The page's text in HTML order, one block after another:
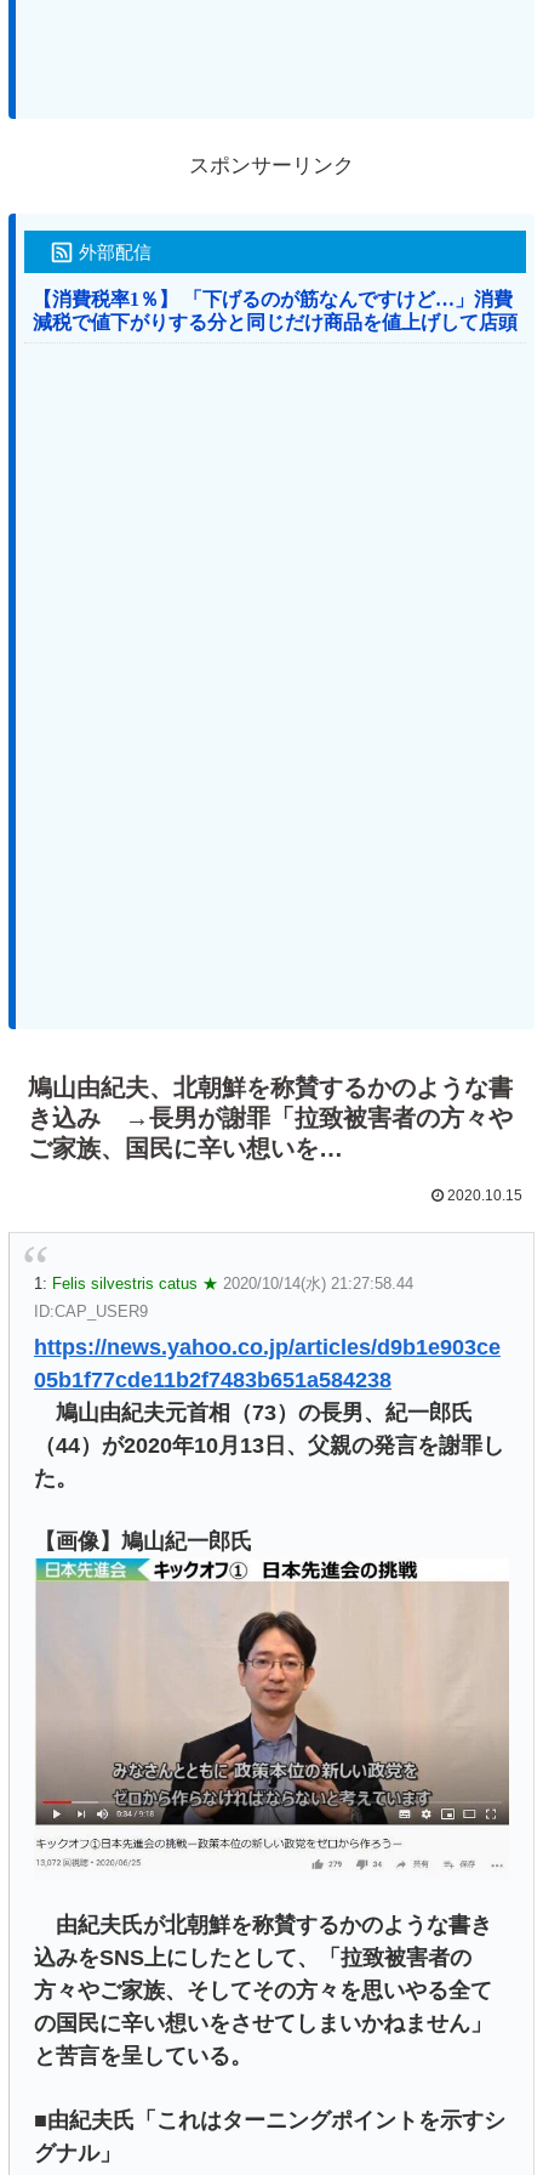
スポンサーリンク
外部配信
【消費税率1％】 「下げるのが筋なんですけど…」消費
減税で値下がりする分と同じだけ商品を値上げして店頭
価格を変えない店も
鳩山由紀夫、北朝鮮を称賛するかのような書
き込み →長男が謝罪「拉致被害者の方々や
ご家族、国民に辛い想いを…
2020.10.15
1: Felis silvestris catus ★ 2020/10/14(水) 21:27:58.44
ID:CAP_USER9
https://news.yahoo.co.jp/articles/d9b1e903ce
05b1f77cde11b2f7483b651a584238
鳩山由紀夫元首相（73）の長男、紀一郎氏
（44）が2020年10月13日、父親の発言を謝罪し
た。
【画像】鳩山紀一郎氏
由紀夫氏が北朝鮮を称賛するかのような書き
込みをSNS上にしたとして、「拉致被害者の
方々やご家族、そしてその方々を思いやる全て
の国民に辛い想いをさせてしまいかねません」
と苦言を呈している。
■由紀夫氏「これはターニングポイントを示すシ
グナル」